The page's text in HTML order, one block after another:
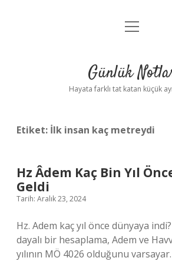
Anasayfa
Yasal Uyarı
menüyü
Günlük
Hayata farklı tat katan küçük
Etiket: İlk insan kaç metreydi
Hz Âdem Kaç Bin Yıl
Geldi
Tarih: Aralık 23, 2024
Hz. Adem kaç yıl önce dünyaya
dayalı bir hesaplama, Adem ve
yılının MÖ 4026 olduğunu